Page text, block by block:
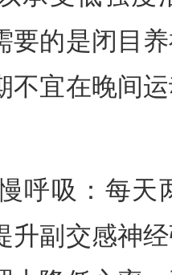
要的是闭目
不宜在晚间
呼吸：每天
升副交感神